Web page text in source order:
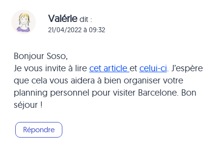
Valérie dit :
21/04/2022 à 09:32
Bonjour Soso,
Je vous invite à lire cet article et celui-ci. J’espère
que cela vous aidera à bien organiser votre
planning personnel pour visiter Barcelone. Bon
séjour !
Répondre